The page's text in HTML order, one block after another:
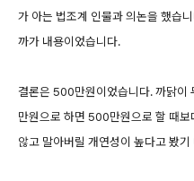
가 아는 법조계 인물과 의논을 했습
까가 내용이었습니다.
결론은 500만원이었습니다. 까닭이
만원으로 하면 500만원으로 할 때
않고 말아버릴 개연성이 높다고 봤기